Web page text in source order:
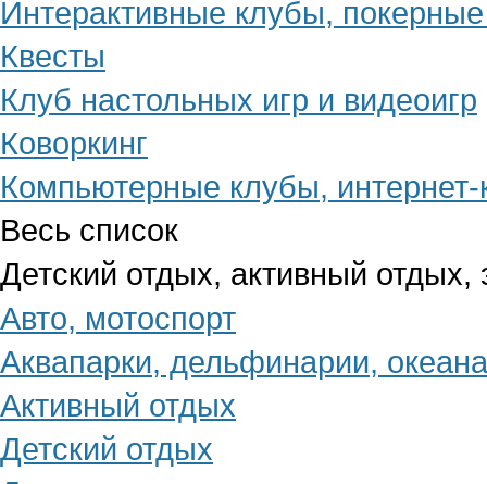
Интерактивные клубы,
Квесты
Клуб настольных игр и видеоигр
Коворкинг
Компьютерные клубы,
Весь список
Детский отдых, активный отдых,
Авто, мотоспорт
Аквапарки, дельфинарии,
Активный отдых
Детский отдых